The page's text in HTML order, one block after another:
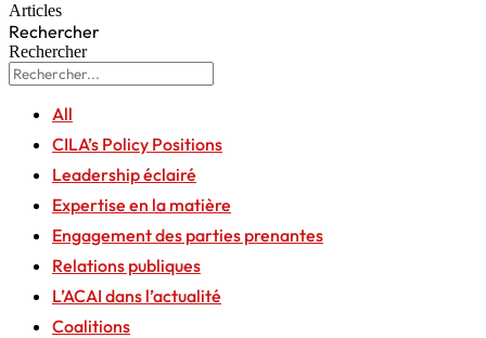
Articles
Rechercher
Rechercher
All
CILA’s Policy Positions
Leadership éclairé
Expertise en la matière
Engagement des parties prenantes
Relations publiques
L’ACAI dans l’actualité
Coalitions